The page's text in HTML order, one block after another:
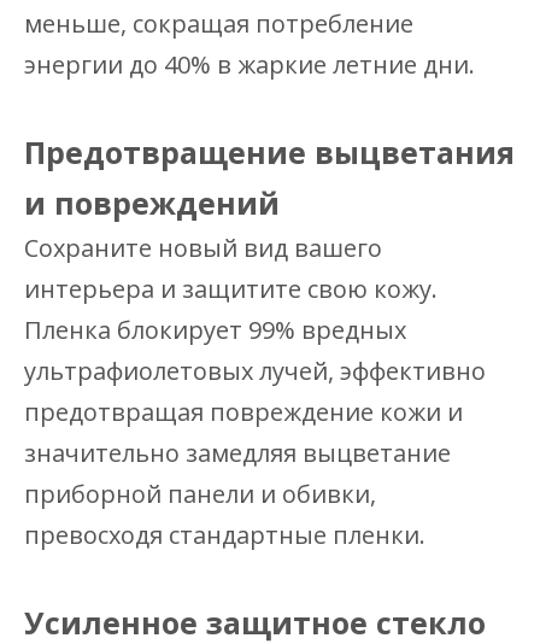
меньше, сокращая потребление
энергии до 40% в жаркие летние дни.
Предотвращение выцветания
и повреждений
Сохраните новый вид вашего
интерьера и защитите свою кожу.
Пленка блокирует 99% вредных
ультрафиолетовых лучей, эффективно
предотвращая повреждение кожи и
значительно замедляя выцветание
приборной панели и обивки,
превосходя стандартные пленки.
Усиленное защитное стекло